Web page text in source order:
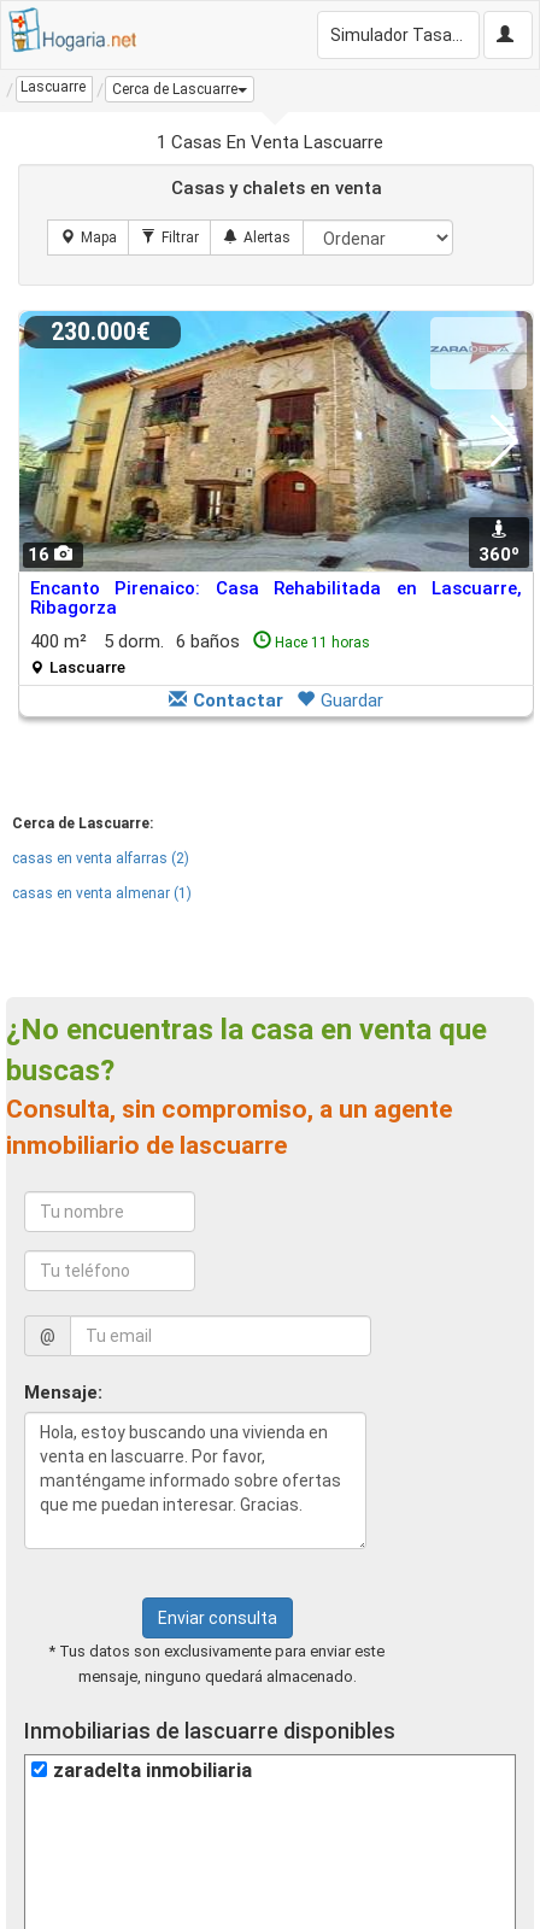
Lascuarre Cerca de Lascuarre
1 Casas En Venta Lascuarre
Casas y chalets en venta
16 360º
230.000€
Encanto Pirenaico: Casa Rehabilitada en Lascuarre,
Ribagorza
400 m²
5 dorm. 6 baños Hace 11 horas
Lascuarre
Contactar Guardar
Cerca de Lascuarre:
casas en venta alfarras (2)
casas en venta almenar (1)
¿No encuentras la casa en venta que
buscas?
Consulta, sin compromiso, a un agente
inmobiliario de lascuarre
@
Mensaje:
Enviar consulta
* Tus datos son exclusivamente para enviar este
mensaje, ninguno quedará almacenado.
Inmobiliarias de lascuarre disponibles
zaradelta inmobiliaria